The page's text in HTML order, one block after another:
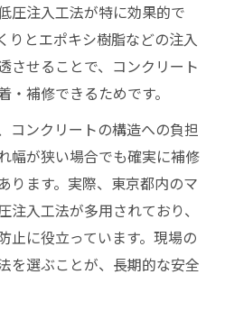
圧注入工法が特に効果的で
りとエポキシ樹脂などの注入
させることで、コンクリート
補修できるためです。
コンクリートの構造への負担
幅が狭い場合でも確実に補修
ります。実際、東京都内のマ
入工法が多用されており、
止に役立っています。現場の
を選ぶことが、長期的な安全